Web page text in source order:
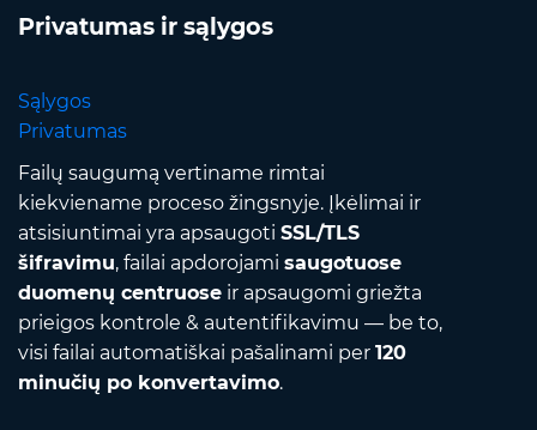
Privatumas ir sąlygos
Sąlygos
Privatumas
Failų saugumą vertiname rimtai
kiekviename proceso žingsnyje. Įkėlimai ir
atsisiuntimai yra apsaugoti SSL/TLS
šifravimu, failai apdorojami saugotuose
duomenų centruose ir apsaugomi griežta
prieigos kontrole & autentifikavimu — be to,
visi failai automatiškai pašalinami per 120
minučių po konvertavimo.